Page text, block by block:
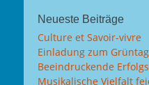
Neueste Beiträge
Culture et Savoir-vivre
Einladung zum Grüntag
Beeindruckende
Musikalische Vielfalt